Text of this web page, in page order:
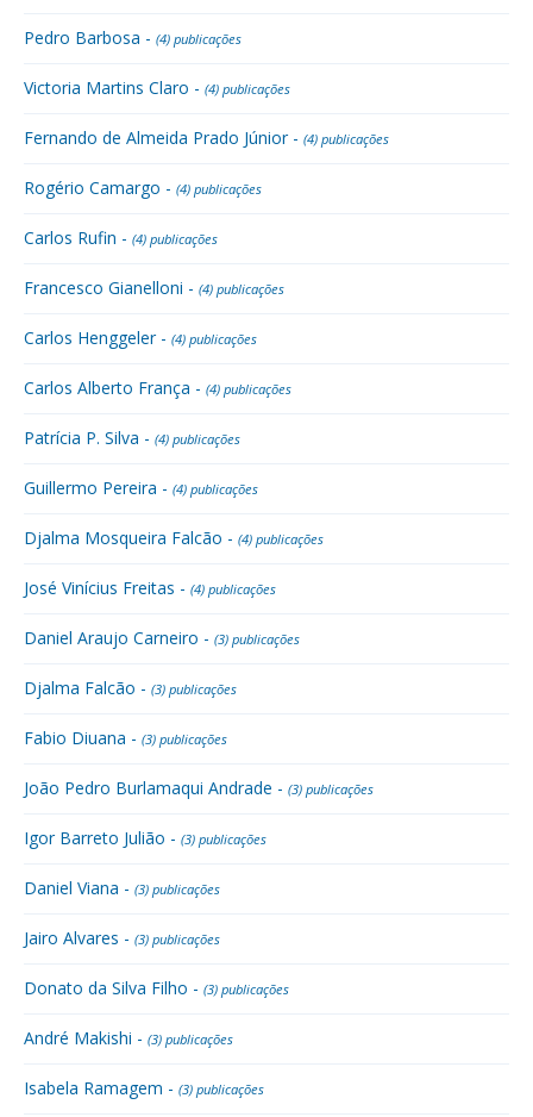
Pedro Barbosa - (4) publicações
Victoria Martins Claro - (4) publicações
Fernando de Almeida Prado Júnior - (4) publicações
Rogério Camargo - (4) publicações
Carlos Rufin - (4) publicações
Francesco Gianelloni - (4) publicações
Carlos Henggeler - (4) publicações
Carlos Alberto França - (4) publicações
Patrícia P. Silva - (4) publicações
Guillermo Pereira - (4) publicações
Djalma Mosqueira Falcão - (4) publicações
José Vinícius Freitas - (4) publicações
Daniel Araujo Carneiro - (3) publicações
Djalma Falcão - (3) publicações
Fabio Diuana - (3) publicações
João Pedro Burlamaqui Andrade - (3) publicações
Igor Barreto Julião - (3) publicações
Daniel Viana - (3) publicações
Jairo Alvares - (3) publicações
Donato da Silva Filho - (3) publicações
André Makishi - (3) publicações
Isabela Ramagem - (3) publicações